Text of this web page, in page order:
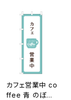
カフェ営業中 co
ffee 青 のぼり